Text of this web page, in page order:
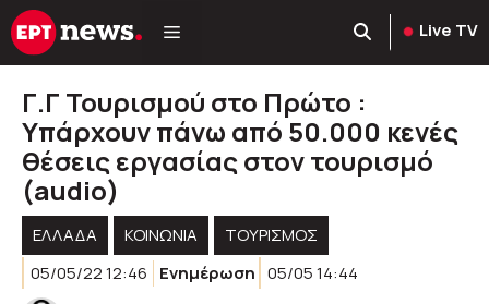
Μετάβαση
σε
Live TV
Γ.Γ Τουρισμού στο Πρώτο :
Υπάρχουν πάνω από 50.000 κενές
θέσεις εργασίας στον τουρισμό
(audio)
ΕΛΛΑΔΑ ΚΟΙΝΩΝΊΑ
ΤΟΥΡΙΣΜΌΣ
05/05/22 12:46
Ενημέρωση 05/05 14:44